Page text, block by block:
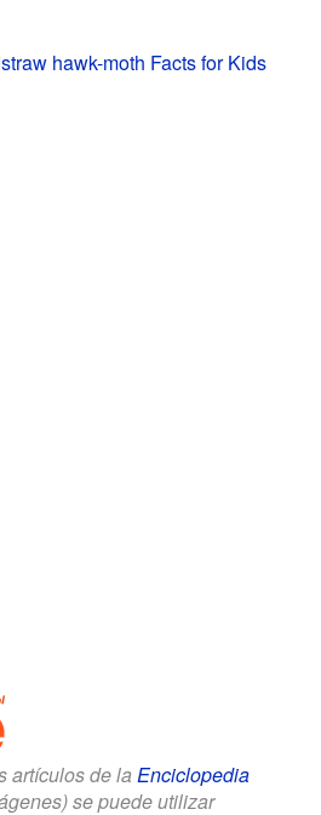
hawk-moth Facts for Kids
artículos de la Enciclopedia
se puede utilizar